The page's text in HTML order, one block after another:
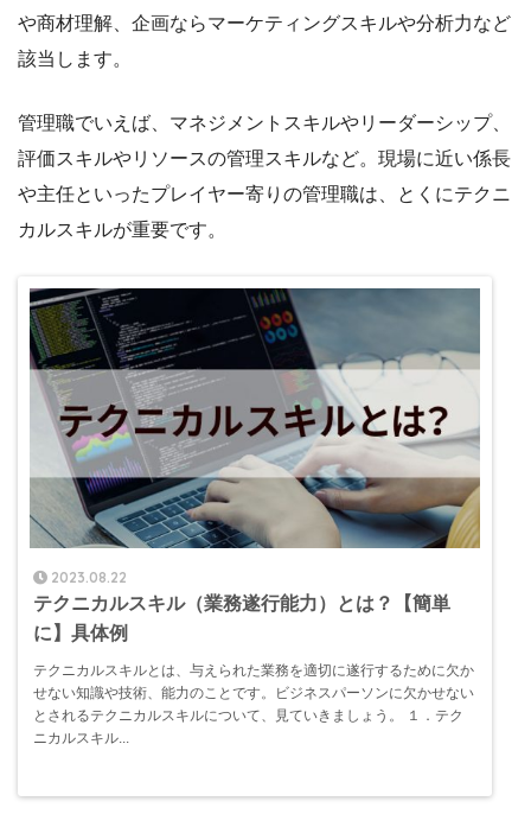
や商材理解、企画ならマーケティングスキルや分析力など
該当します。
管理職でいえば、マネジメントスキルやリーダーシップ、
評価スキルやリソースの管理スキルなど。現場に近い係長
や主任といったプレイヤー寄りの管理職は、とくにテクニ
カルスキルが重要です。
2023.08.22
テクニカルスキル（業務遂行能力）とは？【簡単
に】具体例
テクニカルスキルとは、与えられた業務を適切に遂行するために欠か
せない知識や技術、能力のことです。ビジネスパーソンに欠かせない
とされるテクニカルスキルについて、見ていきましょう。 １．テク
ニカルスキル...